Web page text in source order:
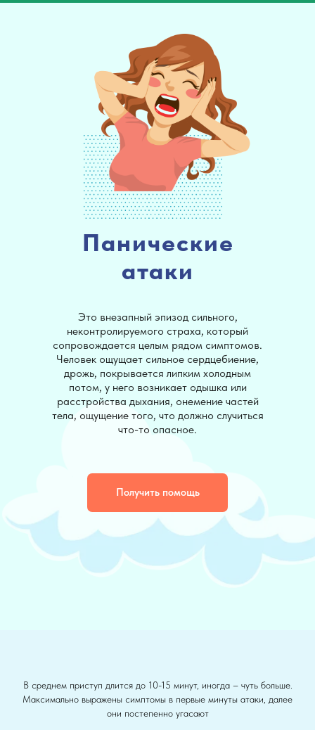
Панические
атаки
Это внезапный эпизод сильного,
неконтролируемого страха, который
сопровождается целым рядом симптомов.
Человек ощущает сильное сердцебиение,
дрожь, покрывается липким холодным
потом, у него возникает одышка или
расстройства дыхания, онемение частей
тела, ощущение того, что должно случиться
что-то опасное.
Получить помощь
В среднем приступ длится до 10-15 минут, иногда – чуть больше.
Максимально выражены симптомы в первые минуты атаки, далее
они постепенно угасают